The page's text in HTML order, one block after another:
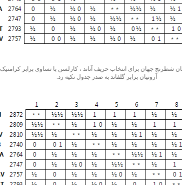
شطرنج جهان برای انتخاب حریف آناند ، کارلسن با تساوی برابر
آرونیان برابر گلفاند به صدر جدول تکیه زد.